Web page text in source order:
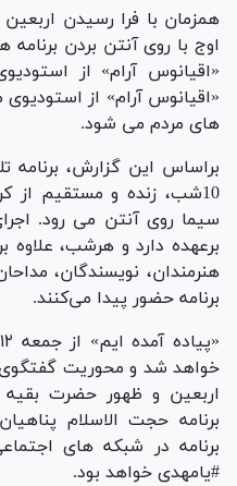
همزمان با فرا رسیدن
اوج با روی آنتن بردن
«اقیانوس آرام» از
های مردم می شود.
براساس این گزارش،
10شب، زنده و مستقیم از
سیما روی آنتن می رود.
برعهده دارد و هرشب، علاوه
هنرمندان، نویسندگان،
برنامه حضور پیدا می‌کنند.
خواهد شد و محوریت گفتگوی
اربعین و ظهور حضرت بقیه
برنامه حجت الاسلام
برنامه در شبکه های
#یامهدی خواهد بود.